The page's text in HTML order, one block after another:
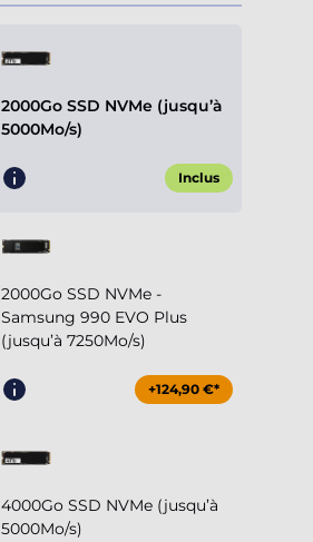
2000Go SSD NVMe (jusqu’à
5000Mo/s)
Inclus
2000Go SSD NVMe -
Samsung 990 EVO Plus
(jusqu’à 7250Mo/s)
+124,90 €*
4000Go SSD NVMe (jusqu’à
5000Mo/s)